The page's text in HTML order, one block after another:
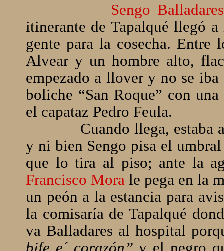
Sengo
itinerante de Tapalqué llegó
gente para la cosecha. Entre
Alvear y un hombre alto,
empezado a llover y no se
boliche “San Roque” con
el capataz Pedro Feula.
Cuando llega, estaba
y ni bien Sengo pisa el
que lo tira al piso; ante la
Francisco Mora le pega en la
un peón a la estancia para
la comisaría de Tapalqué
va Balladares al hospital